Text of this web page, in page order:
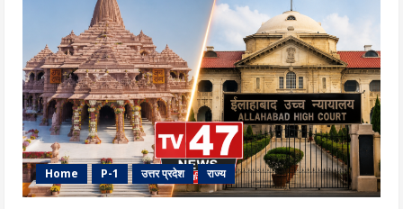
Home P-1 उत्तर प्रदेश राज्य